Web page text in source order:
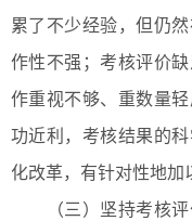
累了不少经验，但仍
作性不强；考核评价
作重视不够、重数量
功近利，考核结果的
化改革，有针对性地加
（三）坚持考核评